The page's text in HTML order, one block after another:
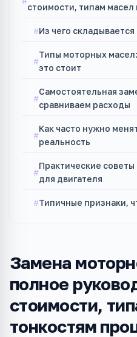
стоимости, типам
Из чего
Типы моторных
это стоит
Самостоятельная
сравниваем расходы
Как часто нужно
реальность
Практические
для двигателя
Типичные признаки,
Замена
полное
стоимости,
тонкостям